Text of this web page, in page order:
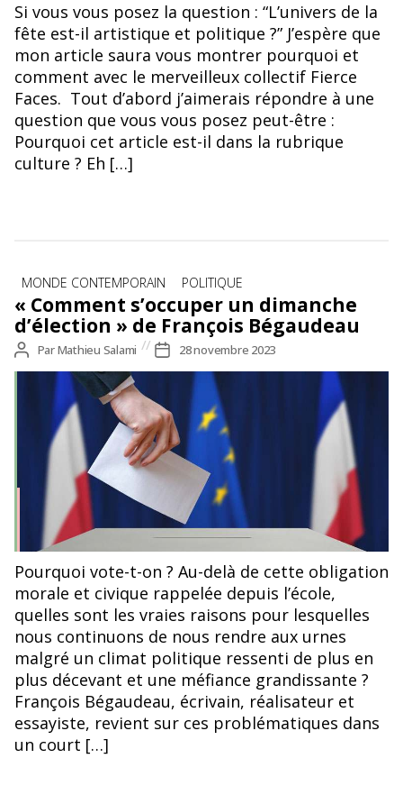
Si vous vous posez la question : “L’univers de la
fête est-il artistique et politique ?” J’espère que
mon article saura vous montrer pourquoi et
comment avec le merveilleux collectif Fierce
Faces. Tout d’abord j’aimerais répondre à une
question que vous vous posez peut-être :
Pourquoi cet article est-il dans la rubrique
culture ? Eh […]
Catégories
MONDE CONTEMPORAIN POLITIQUE
« Comment s’occuper un dimanche
d’élection » de François Bégaudeau
Auteur
de
l’article
ParMathieu Salami
Date
de
28 novembre 2023
Pourquoi vote-t-on ? Au-delà de cette obligation
morale et civique rappelée depuis l’école,
quelles sont les vraies raisons pour lesquelles
nous continuons de nous rendre aux urnes
malgré un climat politique ressenti de plus en
plus décevant et une méfiance grandissante ?
François Bégaudeau, écrivain, réalisateur et
essayiste, revient sur ces problématiques dans
un court […]